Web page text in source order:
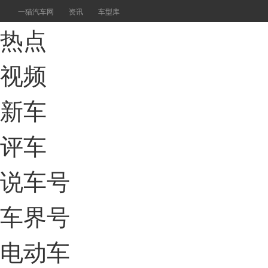
一猫汽车网 资讯 车型库
热点
视频
新车
评车
说车号
车界号
电动车